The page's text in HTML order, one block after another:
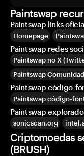
Paintswap
Paintswap links
Homepage
Paintswap redes
Paintswap no X
Paintswap
Paintswap código-
Paintswap código-
Paintswap
sonicscan.org
Criptomoedas
(BRUSH)